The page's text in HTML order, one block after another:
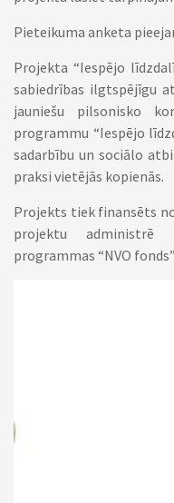
Pieteikuma anketa
Projekta “Iespējo
sabiedrības ilgtspējīgu
jauniešu pilsonisko
programmu “Iespējo
sadarbību un sociālo
praksi vietējās kopienās.
Projekts tiek finansēts
projektu administrē
programmas “NVO